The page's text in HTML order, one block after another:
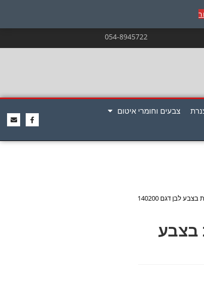
054-8945722
צבעים וחומרי איטום
לבן דגם 140200
בצבע